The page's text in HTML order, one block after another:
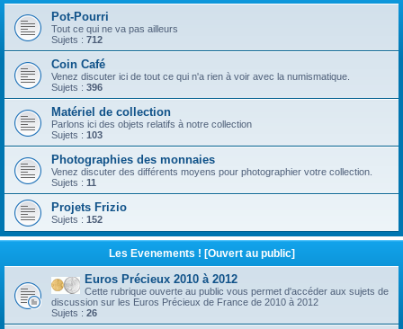
Pot-Pourri
Tout ce qui ne va pas ailleurs
Sujets : 712
Coin Café
Venez discuter ici de tout ce qui n'a rien à voir avec la numismatique.
Sujets : 396
Matériel de collection
Parlons ici des objets relatifs à notre collection
Sujets : 103
Photographies des monnaies
Venez discuter des différents moyens pour photographier votre collection.
Sujets : 11
Projets Frizio
Sujets : 152
Les Evenements ! [Ouvert au public]
Euros Précieux 2010 à 2012
Cette rubrique ouverte au public vous permet d'accéder aux sujets de
discussion sur les Euros Précieux de France de 2010 à 2012
Sujets : 26